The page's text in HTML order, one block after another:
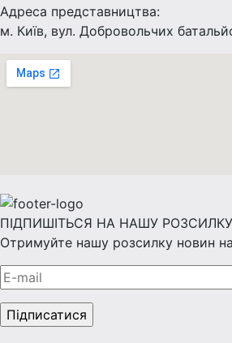
Адреса представництва:
м. Київ, вул. Добровольчих
ПІДПИШІТЬСЯ НА НАШУ
Отримуйте нашу розсилку новин